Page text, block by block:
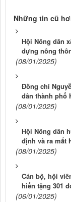
Những tin cũ
Hội Nông dân
dựng nông
(08/01/2025)
Đồng chí
dân thành phố
(08/01/2025)
Hội Nông dân
định và ra mắt
(08/01/2025)
Cán bộ, hội
hiến tặng 301
(06/01/2025)